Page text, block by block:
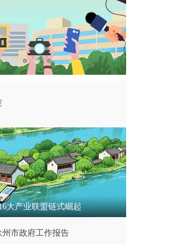
大产业联盟链式崛起
州市政府工作报告